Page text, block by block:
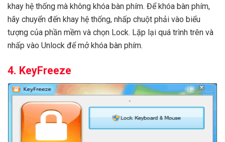
khay hệ thống mà không khóa bàn phím. Để khóa bàn phím,
hãy chuyển đến khay hệ thống, nhấp chuột phải vào biểu
tượng của phần mềm và chọn Lock. Lặp lại quá trình trên và
nhấp vào Unlock để mở khóa bàn phím.
4. KeyFreeze